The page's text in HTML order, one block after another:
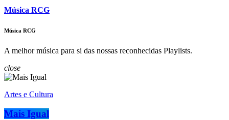
Música RCG
Música RCG
A melhor música para si das nossas reconhecidas Playlists.
close
Artes e Cultura
Mais Igual